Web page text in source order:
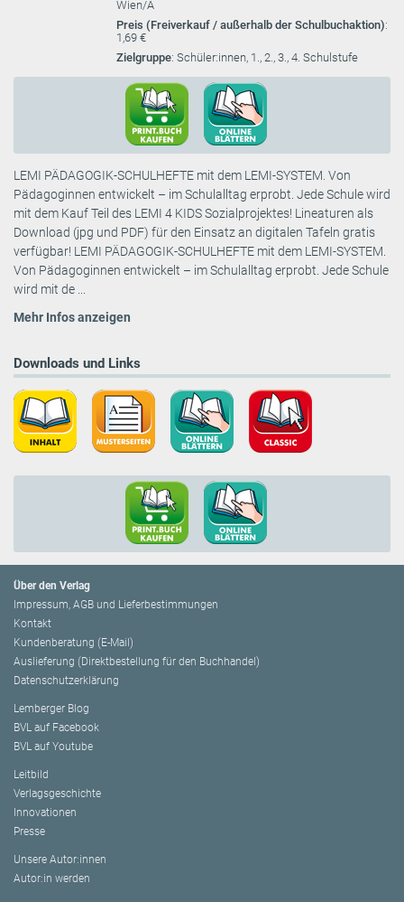
Wien/A
Preis (Freiverkauf / außerhalb der Schulbuchaktion):
1,69 €
Zielgruppe: Schüler:innen, 1., 2., 3., 4. Schulstufe
LEMI PÄDAGOGIK-SCHULHEFTE mit dem LEMI-SYSTEM. Von
Pädagoginnen entwickelt – im Schulalltag erprobt. Jede Schule wird
mit dem Kauf Teil des LEMI 4 KIDS Sozialprojektes! Lineaturen als
Download (jpg und PDF) für den Einsatz an digitalen Tafeln gratis
verfügbar! LEMI PÄDAGOGIK-SCHULHEFTE mit dem LEMI-SYSTEM.
Von Pädagoginnen entwickelt – im Schulalltag erprobt. Jede Schule
wird mit de ...
Mehr Infos anzeigen
Downloads und Links
Über den Verlag
Impressum, AGB und Lieferbestimmungen
Kontakt
Kundenberatung (E-Mail)
Auslieferung (Direktbestellung für den Buchhandel)
Datenschutzerklärung
Lemberger Blog
BVL auf Facebook
BVL auf Youtube
Leitbild
Verlagsgeschichte
Innovationen
Presse
Unsere Autor:innen
Autor:in werden